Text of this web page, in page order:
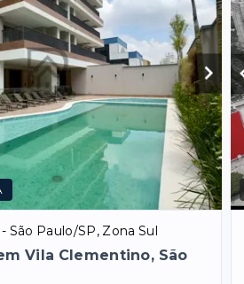
São Paulo/SP, Zona Sul
Vila Clementino, São